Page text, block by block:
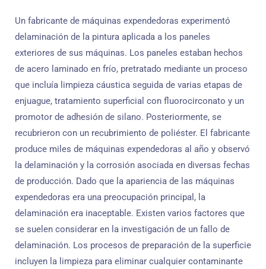
Un fabricante de máquinas expendedoras experimentó
delaminación de la pintura aplicada a los paneles
exteriores de sus máquinas. Los paneles estaban hechos
de acero laminado en frío, pretratado mediante un proceso
que incluía limpieza cáustica seguida de varias etapas de
enjuague, tratamiento superficial con fluorocirconato y un
promotor de adhesión de silano. Posteriormente, se
recubrieron con un recubrimiento de poliéster. El fabricante
produce miles de máquinas expendedoras al año y observó
la delaminación y la corrosión asociada en diversas fechas
de producción. Dado que la apariencia de las máquinas
expendedoras era una preocupación principal, la
delaminación era inaceptable. Existen varios factores que
se suelen considerar en la investigación de un fallo de
delaminación. Los procesos de preparación de la superficie
incluyen la limpieza para eliminar cualquier contaminante